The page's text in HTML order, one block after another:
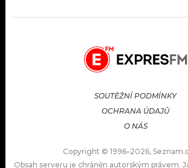
SOUTĚŽNÍ PODMÍNKY
OCHRANA ÚDAJŮ
O NÁS
Copyright © 1996–2026,
Obsah serveru je chráněn autorským právem.